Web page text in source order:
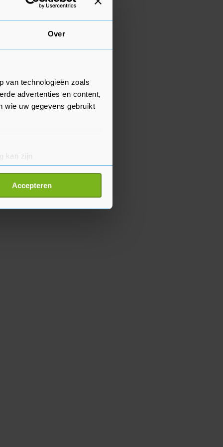
Over
van technologieën zoals
advertenties en content,
wie uw gegevens gebruikt
kan zijn
detailgedeelte
Accepteren